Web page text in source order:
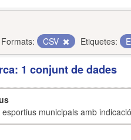
Formats: CSV Etiquetes:
1 conjunt de dades
esportius municipals amb